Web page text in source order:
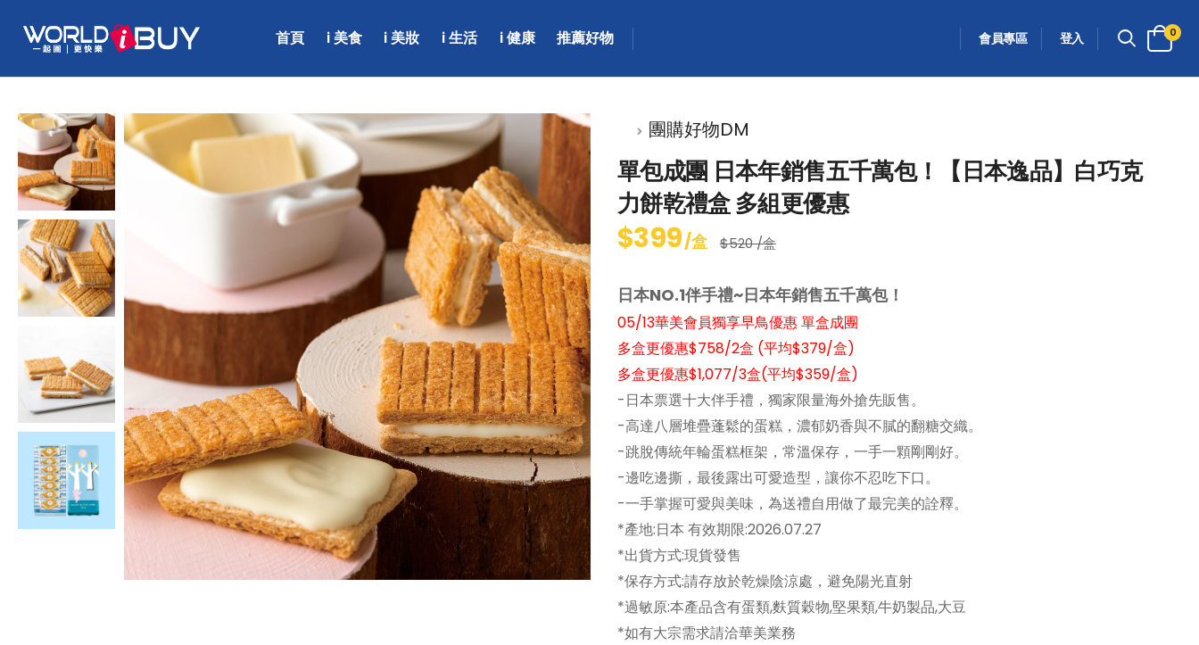
首頁 i 美食 i 美妝 i 生活 i 健康 推薦好物 會員專區 登入 0
團購好物DM
單包成團 日本年銷售五千萬包！【日本逸品】白巧克
力餅乾禮盒 多組更優惠
$399/盒 $520 /盒
日本NO.1伴手禮~日本年銷售五千萬包！
05/13華美會員獨享早鳥優惠 單盒成團
多盒更優惠$758/2盒 (平均$379/盒)
多盒更優惠$1,077/3盒(平均$359/盒)
-日本票選十大伴手禮，獨家限量海外搶先販售。
-高達八層堆疊蓬鬆的蛋糕，濃郁奶香與不膩的翻糖交織。
-跳脫傳統年輪蛋糕框架，常溫保存，一手一顆剛剛好。
-邊吃邊撕，最後露出可愛造型，讓你不忍吃下口。
-一手掌握可愛與美味，為送禮自用做了最完美的詮釋。
*產地:日本 有效期限:2026.07.27
*出貨方式:現貨發售
*保存方式:請存放於乾燥陰涼處，避免陽光直射
*過敏原:本產品含有蛋類,麩質穀物,堅果類,牛奶製品,大豆
*如有大宗需求請洽華美業務